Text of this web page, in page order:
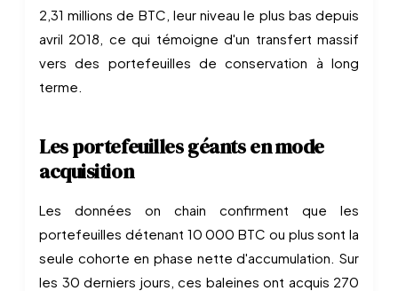
2,31 millions de BTC, leur niveau le plus bas depuis
avril 2018, ce qui témoigne d'un transfert massif
vers des portefeuilles de conservation à long
terme.
Les portefeuilles géants en mode
acquisition
Les données on chain confirment que les
portefeuilles détenant 10 000 BTC ou plus sont la
seule cohorte en phase nette d'accumulation. Sur
les 30 derniers jours, ces baleines ont acquis 270